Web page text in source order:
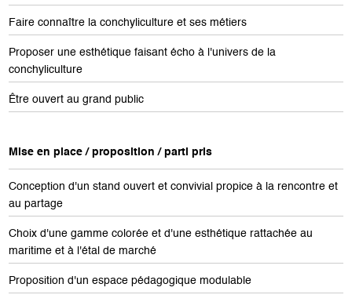
Faire connaître la conchyliculture et ses métiers
Proposer une esthétique faisant écho à l'univers de la
conchyliculture
Être ouvert au grand public
Mise en place / proposition / parti pris
Conception d'un stand ouvert et convivial propice à la rencontre et
au partage
Choix d'une gamme colorée et d'une esthétique rattachée au
maritime et à l'étal de marché
Proposition d'un espace pédagogique modulable